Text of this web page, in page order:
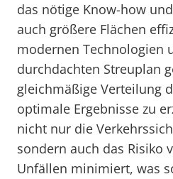
das nötige Know-how
auch größere Flächen
modernen Technologien
durchdachten Streuplan
gleichmäßige Verteilung
optimale Ergebnisse zu
nicht nur die
sondern auch das Risiko
Unfällen minimiert, was